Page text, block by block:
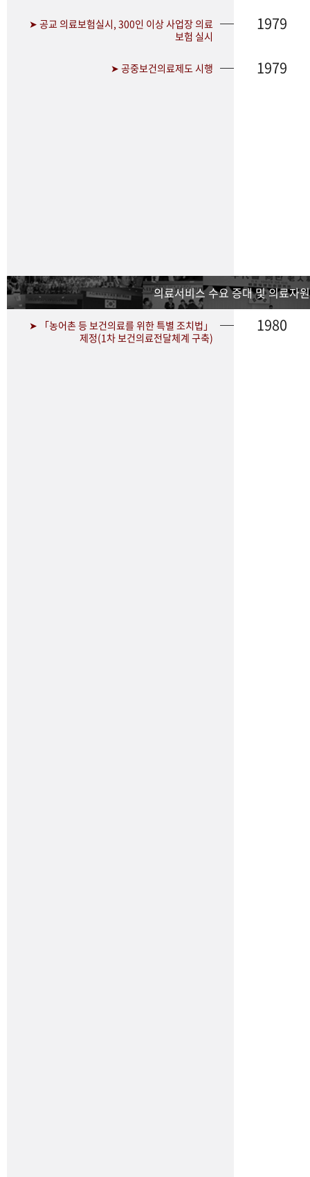
➤ 공교 의료보험실시, 300인 이상 사업장 의료
보험 실시
1979
➤ 공중보건의료제도 시행 1979
의료서비스 수요 증대 및 의료자
➤ 「농어촌 등 보건의료를 위한 특별 조치법」
제정(1차 보건의료전달체계 구축)
1980